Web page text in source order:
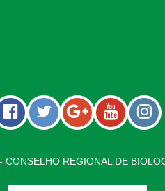
REGIONAL DE